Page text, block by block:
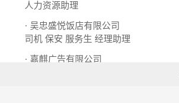
人力资源助理
· 吴忠盛悦饭店有限公司
司机 保安 服务生 经理助理
· 嘉麒广告有限公司